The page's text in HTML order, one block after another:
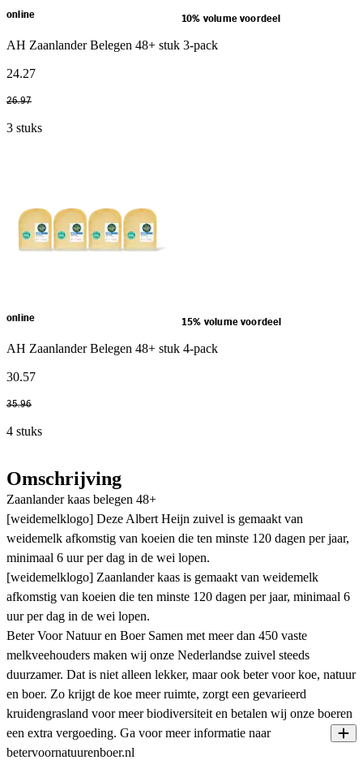
online 10% volume voordeel
AH Zaanlander Belegen 48+ stuk 3-pack
24.27
26.97
3 stuks
online 15% volume voordeel
AH Zaanlander Belegen 48+ stuk 4-pack
30.57
35.96
4 stuks
Omschrijving
Zaanlander kaas belegen 48+
[weidemelklogo] Deze Albert Heijn zuivel is gemaakt van
weidemelk afkomstig van koeien die ten minste 120 dagen per jaar,
minimaal 6 uur per dag in de wei lopen.
[weidemelklogo] Zaanlander kaas is gemaakt van weidemelk
afkomstig van koeien die ten minste 120 dagen per jaar, minimaal 6
uur per dag in de wei lopen.
Beter Voor Natuur en Boer Samen met meer dan 450 vaste
melkveehouders maken wij onze Nederlandse zuivel steeds
duurzamer. Dat is niet alleen lekker, maar ook beter voor koe, natuur
en boer. Zo krijgt de koe meer ruimte, zorgt een gevarieerd
kruidengrasland voor meer biodiversiteit en betalen wij onze boeren
een extra vergoeding. Ga voor meer informatie naar
betervoornatuurenboer.nl